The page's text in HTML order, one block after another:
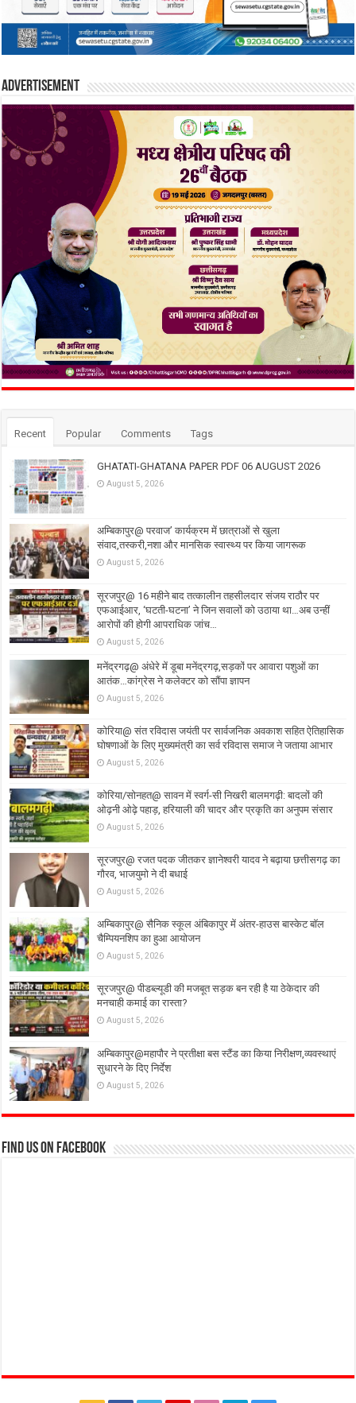
Advertisement
Recent Popular Comments Tags
GHATATI-GHATANA PAPER PDF 06 AUGUST 2026
August 5, 2026
अम्बिकापुर@ परवाज’ कार्यक्रम में छात्राओं से खुला
संवाद,तस्करी,नशा और मानसिक स्वास्थ्य पर किया जागरूक
August 5, 2026
सूरजपुर@ 16 महीने बाद तत्कालीन तहसीलदार संजय राठौर पर
एफआईआर, ‘घटती-घटना’ ने जिन सवालों को उठाया था…अब उन्हीं
आरोपों की होगी आपराधिक जांच…
August 5, 2026
मनेंद्रगढ़@ अंधेरे में डूबा मनेंद्रगढ़,सड़कों पर आवारा पशुओं का
आतंक…कांग्रेस ने कलेक्टर को सौंपा ज्ञापन
August 5, 2026
कोरिया@ संत रविदास जयंती पर सार्वजनिक अवकाश सहित ऐतिहासिक
घोषणाओं के लिए मुख्यमंत्री का सर्व रविदास समाज ने जताया आभार
August 5, 2026
कोरिया/सोनहत@ सावन में स्वर्ग-सी निखरी बालमगढ़ी: बादलों की
ओढ़नी ओढ़े पहाड़, हरियाली की चादर और प्रकृति का अनुपम संसार
August 5, 2026
सूरजपुर@ रजत पदक जीतकर ज्ञानेश्वरी यादव ने बढ़ाया छत्तीसगढ़ का
गौरव, भाजयुमो ने दी बधाई
August 5, 2026
अम्बिकापुर@ सैनिक स्कूल अंबिकापुर में अंतर-हाउस बास्केट बॉल
चैम्पियनशिप का हुआ आयोजन
August 5, 2026
सूरजपुर@ पीडब्ल्यूडी की मजबूत सड़क बन रही है या ठेकेदार की
मनचाही कमाई का रास्ता?
August 5, 2026
अम्बिकापुर@महापौर ने प्रतीक्षा बस स्टैंड का किया निरीक्षण,व्यवस्थाएं
सुधारने के दिए निर्देश
August 5, 2026
Find us on Facebook